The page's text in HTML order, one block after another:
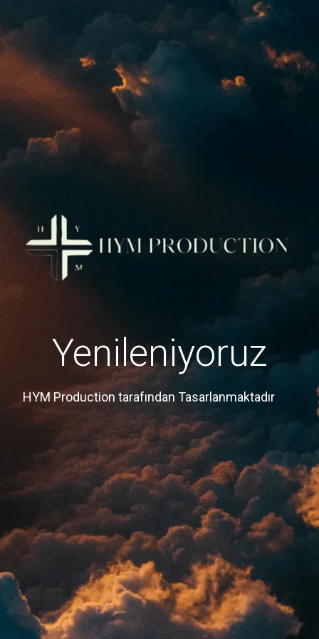
Yenileniyoruz
HYM Production tarafından Tasarlanmaktadır